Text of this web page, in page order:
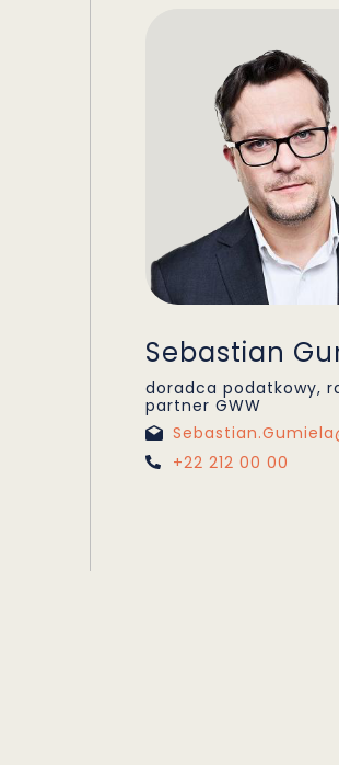
Sebastian
doradca podatkowy,
partner GWW
+22 212 00 00